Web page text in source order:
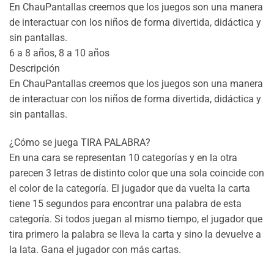
En ChauPantallas creemos que los juegos son una manera
de interactuar con los niños de forma divertida, didáctica y
sin pantallas.
6 a 8 años, 8 a 10 años
Descripción
En ChauPantallas creemos que los juegos son una manera
de interactuar con los niños de forma divertida, didáctica y
sin pantallas.
¿Cómo se juega TIRA PALABRA?
En una cara se representan 10 categorías y en la otra
parecen 3 letras de distinto color que una sola coincide con
el color de la categoría. El jugador que da vuelta la carta
tiene 15 segundos para encontrar una palabra de esta
categoría. Si todos juegan al mismo tiempo, el jugador que
tira primero la palabra se lleva la carta y sino la devuelve a
la lata. Gana el jugador con más cartas.